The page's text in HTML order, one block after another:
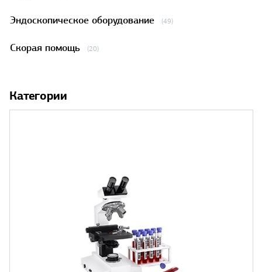
Эндоскопическое оборудование (49)
Скорая помощь (20)
Категории